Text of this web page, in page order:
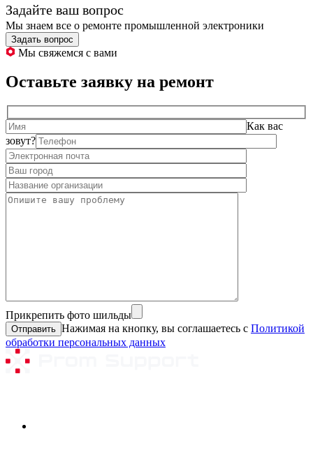
Задайте ваш вопрос
Мы знаем все о ремонте промышленной электроники
Задать вопрос
Мы свяжемся с вами
Оставьте заявку на ремонт
Как вас
зовут?
Прикрепить фото шильды
Нажимая на кнопку, вы соглашаетесь с Политикой
обработки персональных данных